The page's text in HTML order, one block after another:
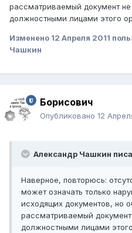
рассматриваемый документ
должностными лицами этого
Изменено 12 Апреля 2011
Чашкин
Борисович
Опубликовано 12
Александр Чашкин
Наверное, повторюсь:
может означать только
исходящих документов, но
рассматриваемый
должностными лицами